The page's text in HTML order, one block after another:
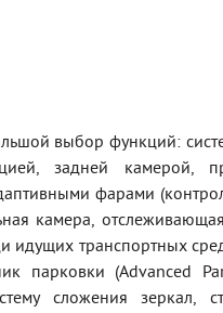
выбор функций:
задней камерой,
фарами
камера,
идущих транспортных
парковки (Advanced
сложения зеркал,